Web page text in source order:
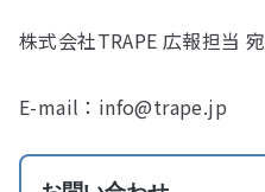
株式会社TRAPE 広報担当 宛
E-mail：info@trape.jp